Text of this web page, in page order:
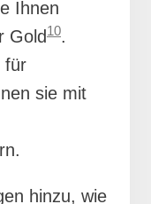
Ihnen
Gold 10.
für
sie mit
hinzu, wie